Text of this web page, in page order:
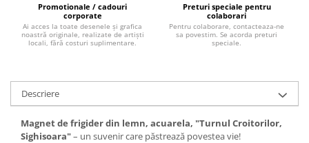
Promotionale / cadouri
corporate
Ai acces la toate desenele și grafica
noastră originale, realizate de artiști
locali, fără costuri suplimentare.
Preturi speciale pentru
colaborari
Pentru colaborare, contacteaza-ne
sa povestim. Se acorda preturi
speciale.
Descriere
Magnet de frigider din lemn, acuarela, "Turnul Croitorilor,
Sighisoara"– un suvenir care păstrează povestea vie!